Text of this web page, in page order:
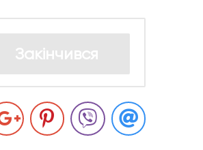
Закінчився